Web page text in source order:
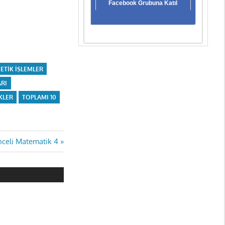
IŞLEMLER
TOPLAMI 10
Matematik 4
Facebook Grubuna Katıl